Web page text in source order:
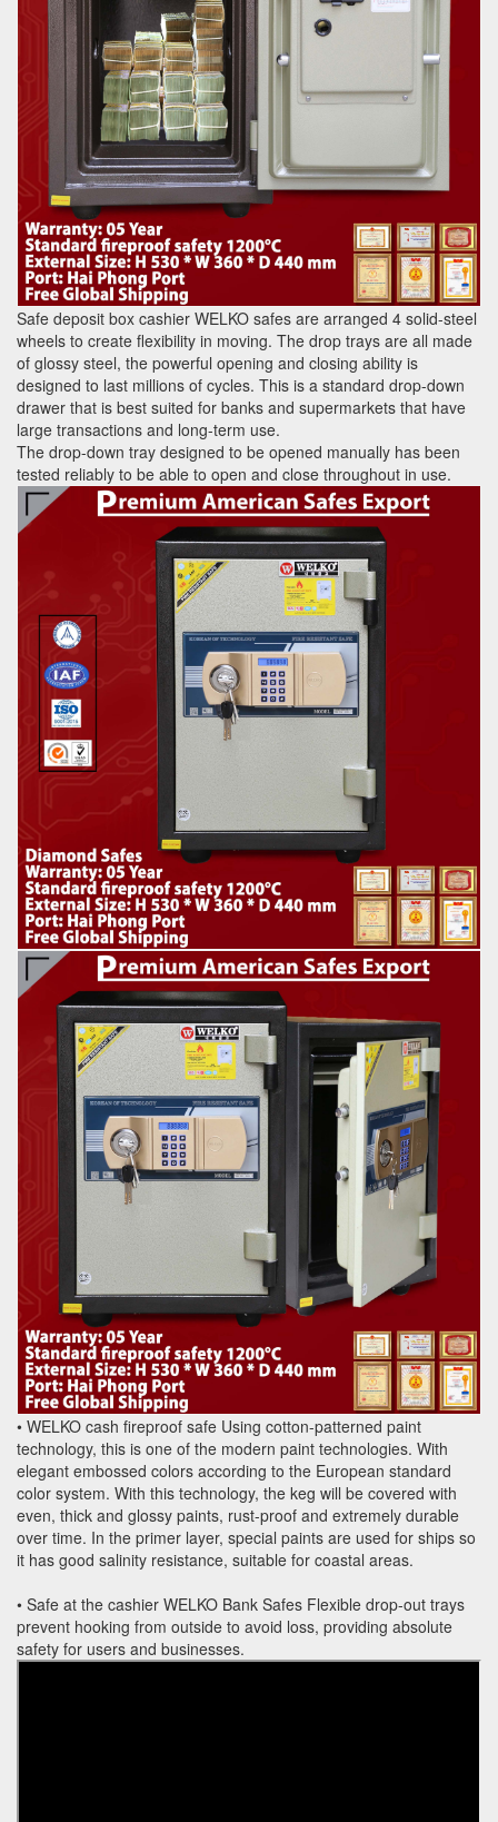
Safe deposit box cashier WELKO safes are arranged 4 solid-steel
wheels to create flexibility in moving. The drop trays are all made
of glossy steel, the powerful opening and closing ability is
designed to last millions of cycles. This is a standard drop-down
drawer that is best suited for banks and supermarkets that have
large transactions and long-term use.
The drop-down tray designed to be opened manually has been
tested reliably to be able to open and close throughout in use.
• WELKO cash fireproof safe Using cotton-patterned paint
technology, this is one of the modern paint technologies. With
elegant embossed colors according to the European standard
color system. With this technology, the keg will be covered with
even, thick and glossy paints, rust-proof and extremely durable
over time. In the primer layer, special paints are used for ships so
it has good salinity resistance, suitable for coastal areas.
• Safe at the cashier WELKO Bank Safes Flexible drop-out trays
prevent hooking from outside to avoid loss, providing absolute
safety for users and businesses.